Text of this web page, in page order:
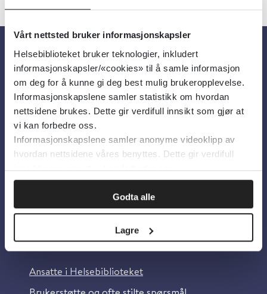
Vårt nettsted bruker informasjonskapsler
Helsebiblioteket bruker teknologier, inkludert
informasjonskapsler/«cookies» til å samle informasjon
om deg for å kunne gi deg best mulig brukeropplevelse.
Informasjonskapslene samler statistikk om hvordan
nettsidene brukes. Dette gir verdifull innsikt som gjør at
vi kan forbedre oss.
Informasjonskapslene samler anonyme videoklipp av
hvordan nettsidene våres benyttes. Dette gir verdifull
innsikt som gjør at vi kan forbedre oss.
Godta alle
Lagre
Om oss
Om Helsebiblioteket
Personvern og informasjonskapsler
Tilgjengelighetserklæring
Information in English
Ansatte i Helsebiblioteket